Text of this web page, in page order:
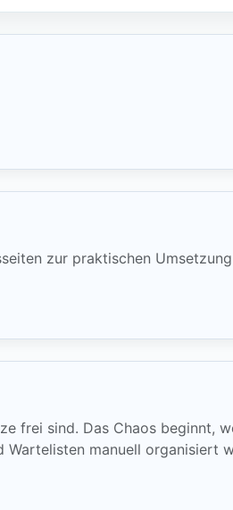
zur praktischen
frei sind. Das Chaos beginnt,
manuell organisiert